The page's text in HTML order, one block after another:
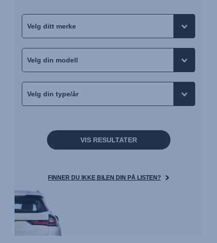
VIS RESULTATER
FINNER DU IKKE BILEN DIN PÅ LISTEN?